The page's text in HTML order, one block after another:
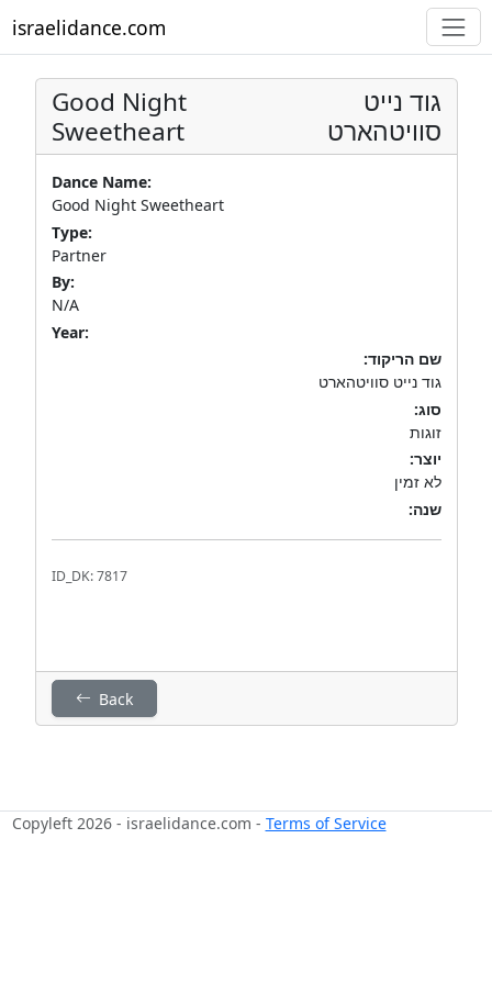
israelidance.com
Good Night
Sweetheart
גוד נייט
סוויטהארט
Dance Name:
Good Night Sweetheart
Type:
Partner
By:
N/A
Year:
שם הריקוד:
גוד נייט סוויטהארט
סוג:
זוגות
יוצר:
לא זמין
שנה:
ID_DK: 7817
Back
Copyleft 2026 - israelidance.com - Terms of Service